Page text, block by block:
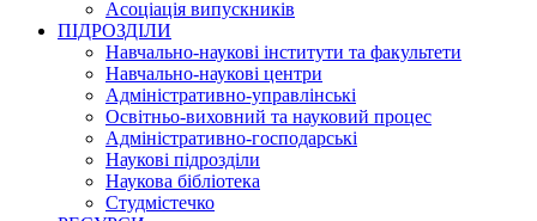
Асоціація випускників
ПІДРОЗДІЛИ
Навчально-наукові інститути та факультети
Навчально-наукові центри
Адміністративно-управлінські
Освітньо-виховний та науковий процес
Адміністративно-господарські
Наукові підрозділи
Наукова бібліотека
Студмістечко